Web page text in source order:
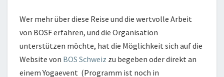
Wer mehr über diese Reise und die wertvolle Arbeit
von BOSF erfahren, und die Organisation
unterstützen möchte, hat die Möglichkeit sich auf die
Website von BOS Schweiz zu begeben oder direkt an
einem Yogaevent (Programm ist noch in